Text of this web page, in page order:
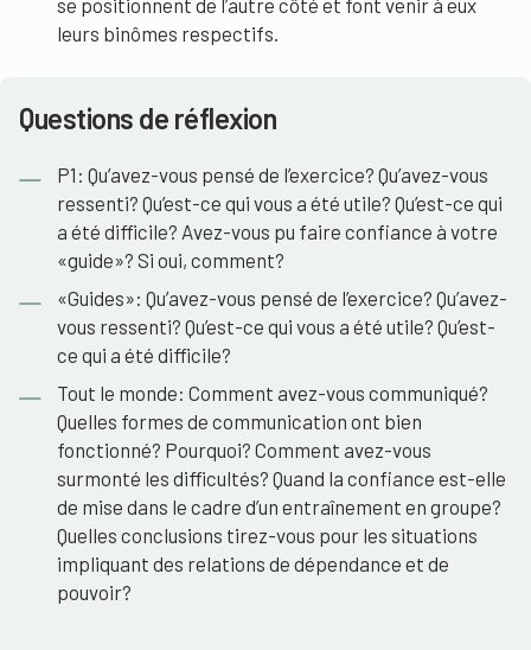
leurs binômes respectifs.
Questions de réflexion
P1: Qu’avez-vous pensé de l’exercice? Qu’avez-vous
ressenti? Qu’est-ce qui vous a été utile? Qu’est-ce qui
a été difficile? Avez-vous pu faire confiance à votre
«guide»? Si oui, comment?
«Guides»: Qu’avez-vous pensé de l’exercice? Qu’avez-
vous ressenti? Qu’est-ce qui vous a été utile? Qu’est-
ce qui a été difficile?
Tout le monde: Comment avez-vous communiqué?
Quelles formes de communication ont bien
fonctionné? Pourquoi? Comment avez-vous
surmonté les difficultés? Quand la confiance est-elle
de mise dans le cadre d’un entraînement en groupe?
Quelles conclusions tirez-vous pour les situations
impliquant des relations de dépendance et de
pouvoir?